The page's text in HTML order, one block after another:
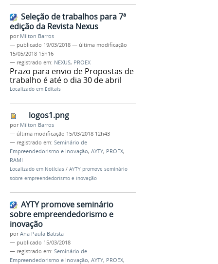
Seleção de trabalhos para 7ª
edição da Revista Nexus
por Milton Barros
— publicado 19/03/2018 — última modificação
15/05/2018 15h16
— registrado em: NEXUS, PROEX
Prazo para envio de Propostas de
trabalho é até o dia 30 de abril
Localizado em Editais
logos1.png
por Milton Barros
— última modificação 15/03/2018 12h43
— registrado em: Seminário de
Empreendedorismo e Inovação, AYTY, PROEX,
RAMI
Localizado em Notícias / AYTY promove seminário
sobre empreendedorismo e inovação
AYTY promove seminário
sobre empreendedorismo e
inovação
porAna Paula Batista
— publicado 15/03/2018
— registrado em: Seminário de
Empreendedorismo e Inovação, AYTY, PROEX,